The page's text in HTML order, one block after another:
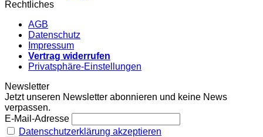
Rechtliches
AGB
Datenschutz
Impressum
Vertrag widerrufen
Privatsphäre-Einstellungen
Newsletter
Jetzt unseren Newsletter abonnieren und keine News
verpassen.
E-Mail-Adresse
Datenschutzerklärung akzeptieren